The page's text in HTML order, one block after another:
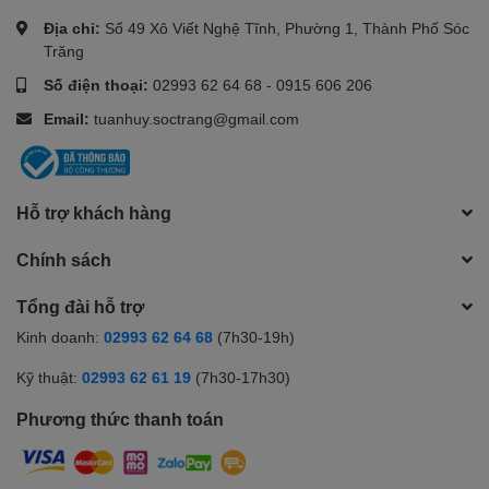
8474 trong các bài kiểm tra đa luồng.
Để so sánh, i3-10100 đạt điểm số khoảng 1141 trong đơn luồng và
44,5% và 51% về hiệu suất đơn và đa luồng cho 12100 so với
người tiền nhiệm của nó.
Chip đồ họa tích hợp nâng
cao hiệu suất chơi game
CPU INTEL Core i3-12100 được tăng cường hơn về khả năng xử lý
đồ họa nhờ trang bị chip đồ họa tích hợp Intel UHD Graphics 730
hình và giảm giật lag hơn.
Địa chỉ: Số 49 Xô Viết Nghệ Tĩnh, Phường 1, Thành Phố Sóc
Trăng
Số điện thoại: 02993 62 64 68 - 0915 606 206
Email: tuanhuy.soctrang@gmail.com
Hỗ trợ khách hàng
Chính sách
Tổng đài hỗ trợ
Kinh doanh: 02993 62 64 68 (7h30-19h)
Kỹ thuật: 02993 62 61 19 (7h30-17h30)
Phương thức thanh toán